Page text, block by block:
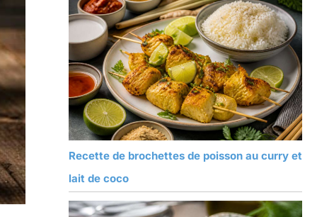
Recette de brochettes de poisson au curry et
lait de coco